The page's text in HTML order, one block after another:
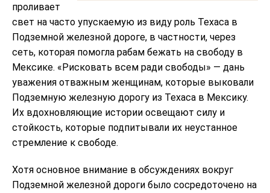
проливает
свет на часто упускаемую из виду роль Техаса в
Подземной железной дороге, в частности, через
сеть, которая помогла рабам бежать на свободу в
Мексике. «Рисковать всем ради свободы» — дань
уважения отважным женщинам, которые выковали
Подземную железную дорогу из Техаса в Мексику.
Их вдохновляющие истории освещают силу и
стойкость, которые подпитывали их неустанное
стремление к свободе.
Хотя основное внимание в обсуждениях вокруг
Подземной железной дороги было сосредоточено на